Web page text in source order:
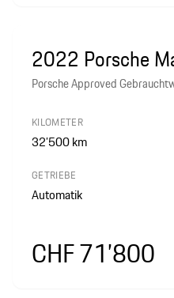
2022 Porsche
Porsche Approved
KILOMETER
32’500km
GETRIEBE
Automatik
CHF 71’800